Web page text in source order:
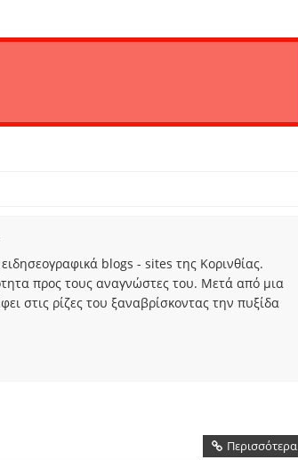
blogs - sites της Κορινθίας.
προς τους αναγνώστες του. Μετά από μια
στις ρίζες του ξαναβρίσκοντας την πυξίδα
Περισσότερα